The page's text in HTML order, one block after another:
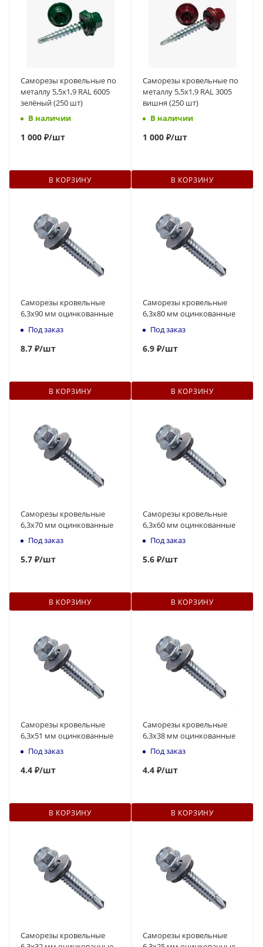
Саморезы кровельные по
металлу 5,5х1,9 RAL 6005
зелёный (250 шт)
В наличии
1 000 ₽/шт
В КОРЗИНУ
Саморезы кровельные по
металлу 5,5х1,9 RAL 3005
вишня (250 шт)
В наличии
1 000 ₽/шт
В КОРЗИНУ
Саморезы кровельные
6,3x90 мм оцинкованные
Под заказ
8.7 ₽/шт
В КОРЗИНУ
Саморезы кровельные
6,3x80 мм оцинкованные
Под заказ
6.9 ₽/шт
В КОРЗИНУ
Саморезы кровельные
6,3x70 мм оцинкованные
Под заказ
5.7 ₽/шт
В КОРЗИНУ
Саморезы кровельные
6,3x60 мм оцинкованные
Под заказ
5.6 ₽/шт
В КОРЗИНУ
Саморезы кровельные
6,3x51 мм оцинкованные
Под заказ
4.4 ₽/шт
В КОРЗИНУ
Саморезы кровельные
6,3x38 мм оцинкованные
Под заказ
4.4 ₽/шт
В КОРЗИНУ
Саморезы кровельные
Саморезы кровельные